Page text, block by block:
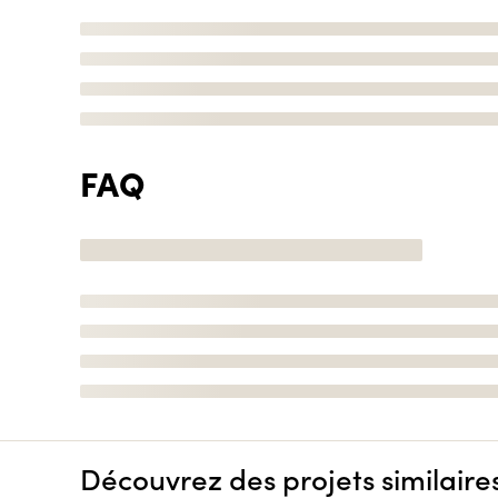
FAQ
Découvrez des projets